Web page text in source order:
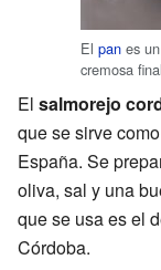
El pan es
cremosa
El salmorejo
que se sirve
España. Se
oliva, sal y una
que se usa es el
Córdoba.